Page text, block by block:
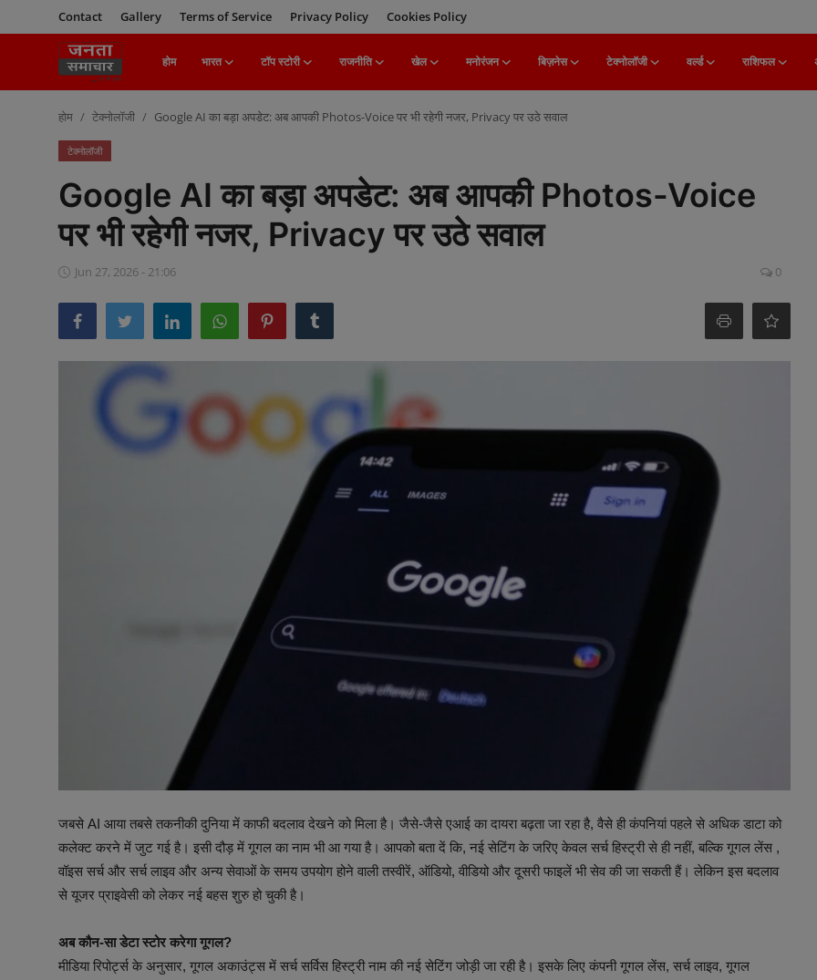
Contact Gallery Terms of Service Privacy Policy Cookies Policy
होम भारत टॉप स्टोरी राजनीति खेल मनोरंजन बिज़नेस टेक्नोलॉजी वर्ल्ड राशिफल
टॉप स्टोरी
Cookies Policy
होम टेक्नोलॉजी Google AI का बड़ा अपडेट: अब आपकी Photos-Voice पर भी रहेगी नजर, Privacy पर उठे सवाल
टेक्नोलॉजी
Google AI का बड़ा अपडेट: अब आपकी Photos-Voice
पर भी रहेगी नजर, Privacy पर उठे सवाल
Jun 27, 2026 - 21:06 0
जबसे AI आया तबसे तकनीकी दुनिया में काफी बदलाव देखने को मिला है। जैसे-जैसे एआई का दायरा बढ़ता जा रहा है, वैसे ही कंपनियां पहले से अधिक डाटा को
कलेक्ट करने में जुट गई है। इसी दौड़ में गूगल का नाम भी आ गया है। आपको बता दें कि, नई सेटिंग के जरिए केवल सर्च हिस्ट्री से ही नहीं, बल्कि गूगल लेंस ,
वॉइस सर्च और सर्च लाइव और अन्य सेवाओं के समय उपयोग होने वाली तस्वीरें, ऑडियो, वीडियो और दूसरी फाइलें भी सेव की जा सकती हैं। लेकिन इस बदलाव
से यूजर प्राइवेसी को लेकर नई बहस शुरु हो चुकी है।
अब कौन-सा डेटा स्टोर करेगा गूगल?
मीडिया रिपोर्ट्स के अनुसार, गूगल अकाउंट्स में सर्च सर्विस हिस्ट्री नाम की नई सेटिंग जोड़ी जा रही है। इसके लिए कंपनी गूगल लेंस, सर्च लाइव, गूगल